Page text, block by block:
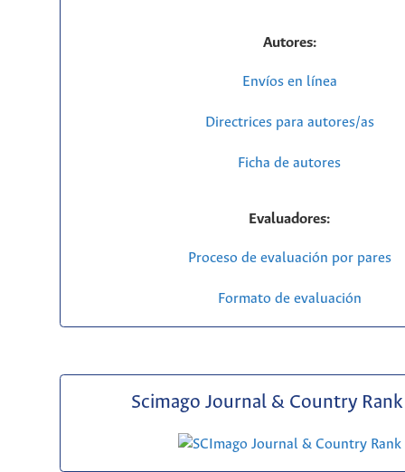
Autores:
Envíos en línea
Directrices para autores/as
Ficha de autores
Evaluadores:
Proceso de evaluación por pares
Formato de evaluación
Scimago Journal & Country Rank